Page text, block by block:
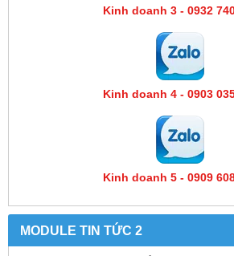
Kinh doanh 3 - 0932
Kinh doanh 4 - 0903
Kinh doanh 5 - 0909
MODULE TIN TỨC 2